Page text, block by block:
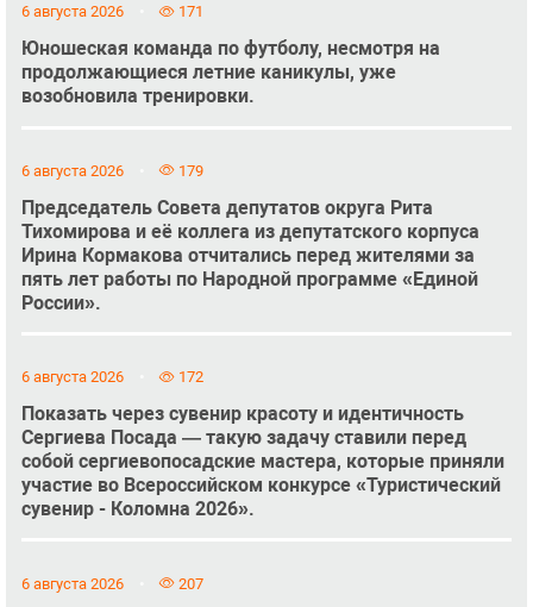
6 августа 2026 171
Юношеская команда по футболу, несмотря на
продолжающиеся летние каникулы, уже
возобновила тренировки.
6 августа 2026 179
Председатель Совета депутатов округа Рита
Тихомирова и её коллега из депутатского корпуса
Ирина Кормакова отчитались перед жителями за
пять лет работы по Народной программе «Единой
России».
6 августа 2026 172
Показать через сувенир красоту и идентичность
Сергиева Посада — такую задачу ставили перед
собой сергиевопосадские мастера, которые приняли
участие во Всероссийском конкурсе «Туристический
сувенир - Коломна 2026».
6 августа 2026 207